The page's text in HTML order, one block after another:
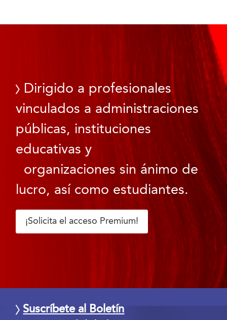
Dirigido a profesionales
vinculados a administraciones
públicas, instituciones
educativas y
organizaciones sin ánimo de
lucro, así como estudiantes.
¡Solicita el acceso Premium!
Suscríbete al Boletín